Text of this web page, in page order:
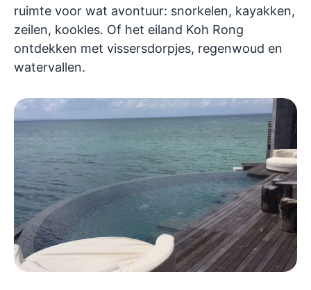
ruimte voor wat avontuur: snorkelen, kayakken,
zeilen, kookles. Of het eiland Koh Rong
ontdekken met vissersdorpjes, regenwoud en
watervallen.